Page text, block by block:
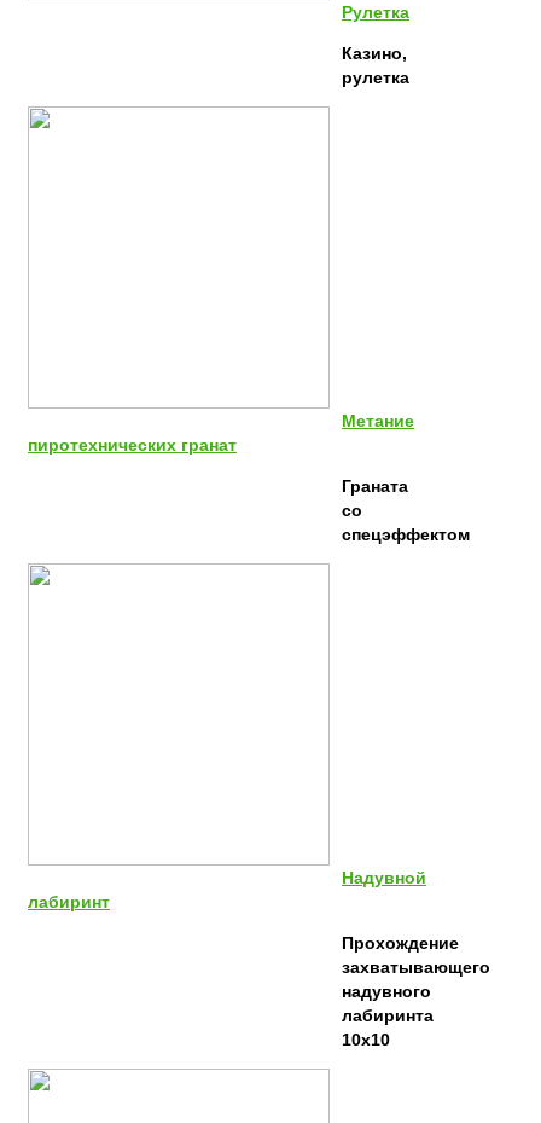
Рулетка
Казино,
рулетка
Метание
пиротехнических гранат
Граната
со
спецэффектом
Надувной
лабиринт
Прохождение
захватывающего
надувного
лабиринта
10х10